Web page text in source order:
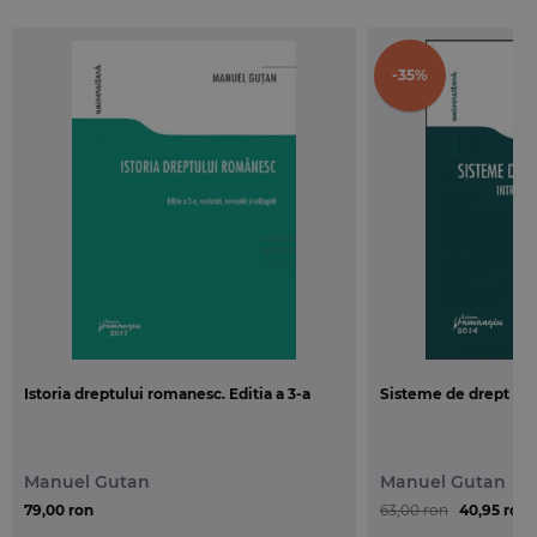
constitutional politica romaneasca.
Fara a fi singurul factor explicativ, putem spune ca
istoria a contat si inca conteaza. Faptul ca sefii de
stat (domni, regi, presedinti) au ocupat un loc si un
rol central in istoria constitutionala romaneasca
postcomunista.
Pornind de la ideea ca sefii de stat ai Romaniei au
filosofia si sociologia, Manuel Gutan, Oana Rizescu,
Bogdan Iancu, Cosmin Sebastian Cercel si Bogdan
Istoria dreptului romanesc. Editia a 3-a
Manuel Gutan
79,00 ron
-35%
Sisteme de drept
Manuel Gutan
63,00 ron 40,95 ron